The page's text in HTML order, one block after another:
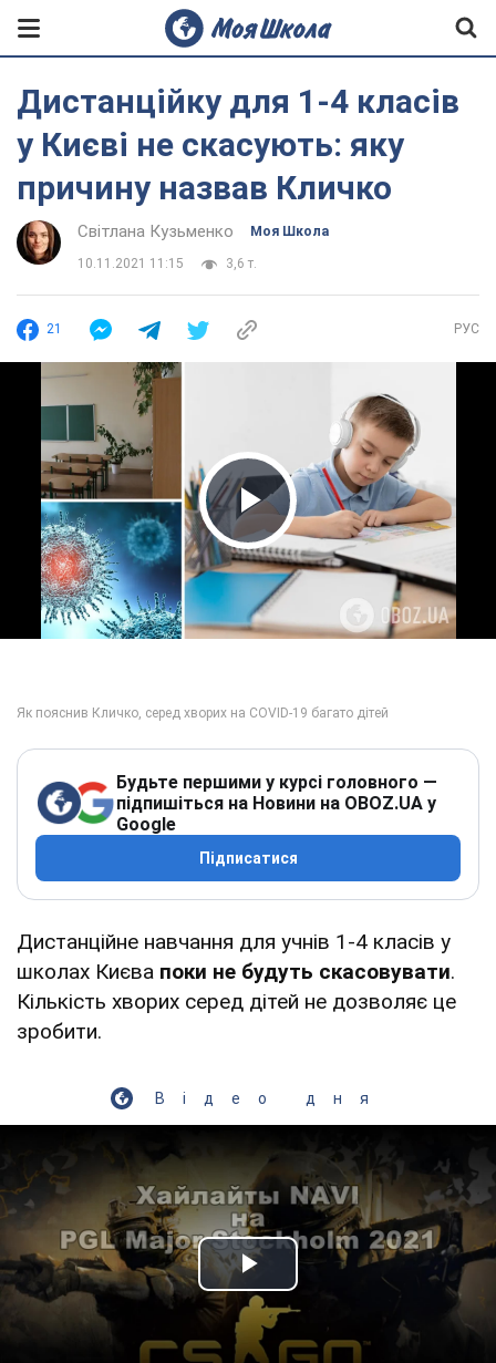
Дистанційку для 1-4 класів
у Києві не скасують: яку
причину назвав Кличко
Світлана Кузьменко Моя Школа
10.11.2021 11:15 3,6 т.
21 РУС
Play Video
Будьте першими у курсі головного —
підпишіться на Новини на OBOZ.UA у
Google
Підписатися
Дистанційне навчання для учнів 1-4 класів у
школах Києва поки не будуть скасовувати.
Кількість хворих серед дітей не дозволяє це
зробити.
Відео дня
Play Video